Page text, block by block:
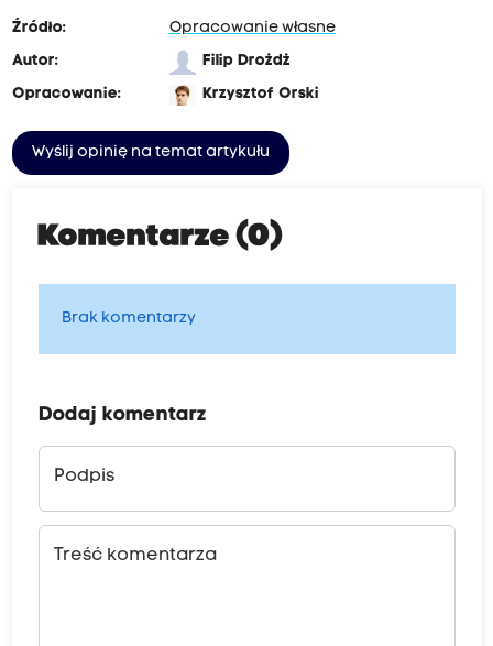
Źródło:
Opracowanie własne
Autor:
Filip Drożdż
Opracowanie:
Krzysztof Orski
Wyślij opinię na temat artykułu
Komentarze (0)
Brak komentarzy
Dodaj komentarz
Podpis
Treść komentarza